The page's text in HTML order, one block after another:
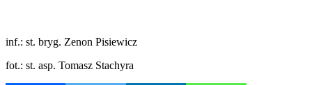
inf.: st. bryg. Zenon Pisiewicz
fot.: st. asp. Tomasz Stachyra